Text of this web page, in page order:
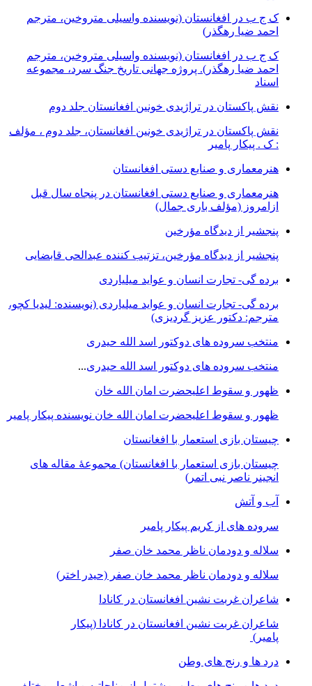
ک ج ب در افغانستان (نویسنده واسیلی متروخین، مترجم
احمد ضیا رهگذر)
ک ج ب در افغانستان (نویسنده واسیلی متروخین، مترجم
احمد ضیا رهگذر). پروژه جهانی تاریخ جنگ سرد، مجموعه
اسناد
نقش پاکستان در تراژیدی خونین افغانستان جلد دوم
نقش پاکستان در تراژیدی خونین افغانستان، جلد دوم ، مؤلف
: ک . پیکار پامیر
هنرمعماری و صنایع دستی افغانستان
هنرمعماری و صنایع دستی افغانستان در پنجاه سال قبل
ازامروز (مؤلف باری جمال)
پنجشیر از دیدگاه مؤرخین
پنجشیر از دیدگاه مؤرخین، تزتیب کننده عبدالحی قابضايی
برده گی- تجارت انسان و عواید میلیاردی
برده گی- تجارت انسان و عواید میلیاردی (نویسنده: لیدیا کچو،
مترجم: دکتور عزیز گردیزی)
منتخب سروده های دوکتور اسد الله حیدری
منتخب سروده های دوکتور اسد الله حیدری...
ظهور و سقوط اعلیحضرت امان الله خان
ظهور و سقوط اعلیحضرت امان الله خان نویسنده پیکار پامیر
چیستان بازی استعمار با افغانستان
چیستان بازی استعمار با افغانستان) مجموعۀ مقاله های
انجینر ناصر نبی اتمر)
آب و آتش
سروده های از کریم پیکار پامیر
سلاله و دودمان ناظر محمد خان صفر
سلاله و دودمان ناظر محمد خان صفر (حیدر اختر)
شاعران غربت نشین افغانستان در کانادا
شاعران غربت نشین افغانستان در کانادا (پیکار
پامیر)
درد ها و رنج های وطن